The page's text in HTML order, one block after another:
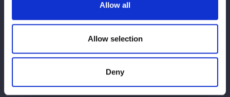
Allow all
Allow selection
Deny